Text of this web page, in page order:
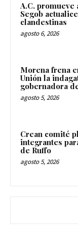
A.C. promueve
Segob
clandestinas
agosto 6, 2026
Morena frena
Unión la
gobernadora
agosto 5, 2026
Crean comité
integrantes
de Ruffo
agosto 5, 2026